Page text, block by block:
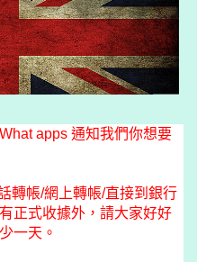
apps 通知我們你想要
轉帳/網上轉帳/直接到銀行
正式收據外，請大家好好
一天。